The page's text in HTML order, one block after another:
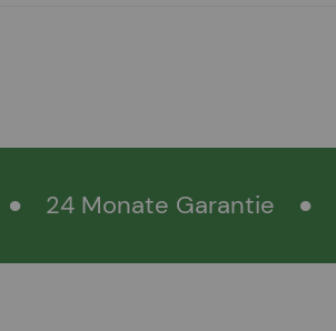
● 24 Monate Garantie ●